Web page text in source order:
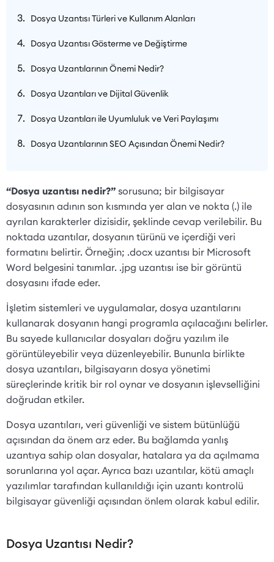
Dosya Uzantısı Türleri ve Kullanım Alanları
Dosya Uzantısı Gösterme ve Değiştirme
Dosya Uzantılarının Önemi Nedir?
Dosya Uzantıları ve Dijital Güvenlik
Dosya Uzantıları ile Uyumluluk ve Veri Paylaşımı
Dosya Uzantılarının SEO Açısından Önemi Nedir?
“Dosya uzantısı nedir?” sorusuna; bir bilgisayar
dosyasının adının son kısmında yer alan ve nokta (.) ile
ayrılan karakterler dizisidir, şeklinde cevap verilebilir. Bu
noktada uzantılar, dosyanın türünü ve içerdiği veri
formatını belirtir. Örneğin; .docx uzantısı bir Microsoft
Word belgesini tanımlar. .jpg uzantısı ise bir görüntü
dosyasını ifade eder.
İşletim sistemleri ve uygulamalar, dosya uzantılarını
kullanarak dosyanın hangi programla açılacağını belirler.
Bu sayede kullanıcılar dosyaları doğru yazılım ile
görüntüleyebilir veya düzenleyebilir. Bununla birlikte
dosya uzantıları, bilgisayarın dosya yönetimi
süreçlerinde kritik bir rol oynar ve dosyanın işlevselliğini
doğrudan etkiler.
Dosya uzantıları, veri güvenliği ve sistem bütünlüğü
açısından da önem arz eder. Bu bağlamda yanlış
uzantıya sahip olan dosyalar, hatalara ya da açılmama
sorunlarına yol açar. Ayrıca bazı uzantılar, kötü amaçlı
yazılımlar tarafından kullanıldığı için uzantı kontrolü
bilgisayar güvenliği açısından önlem olarak kabul edilir.
Dosya Uzantısı Nedir?